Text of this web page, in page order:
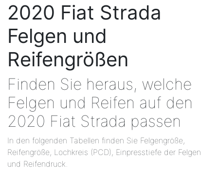
2020 Fiat Strada
Felgen und
Reifengrößen
Finden Sie heraus, welche
Felgen und Reifen auf den
2020 Fiat Strada passen
In den folgenden Tabellen finden Sie Felgengröße,
Reifengröße, Lochkreis (PCD), Einpresstiefe der Felgen
und Reifendruck.